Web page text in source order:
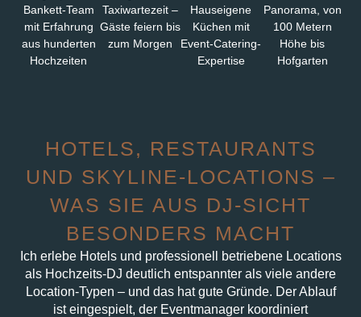
Bankett-Team
mit Erfahrung
aus hunderten
Hochzeiten
Taxiwartezeit –
Gäste feiern bis
zum Morgen
Hauseigene
Küchen mit
Event-Catering-
Expertise
Panorama, von
100 Metern
Höhe bis
Hofgarten
HOTELS, RESTAURANTS
UND SKYLINE-LOCATIONS –
WAS SIE AUS DJ-SICHT
BESONDERS MACHT
Ich erlebe Hotels und professionell betriebene Locations
als Hochzeits-DJ deutlich entspannter als viele andere
Location-Typen – und das hat gute Gründe. Der Ablauf
ist eingespielt, der Eventmanager koordiniert